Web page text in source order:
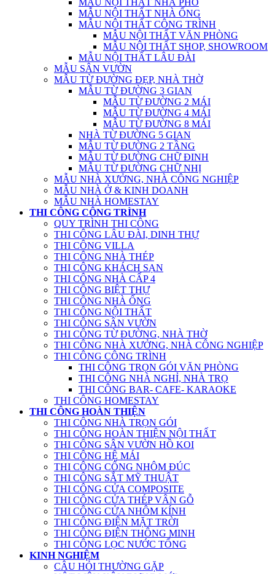
MẪU NỘI THẤT NHÀ PHỐ
MẪU NỘI THẤT NHÀ ỐNG
MẪU NỘI THẤT CÔNG TRÌNH
MẪU NỘI THẤT VĂN PHÒNG
MẪU NỘI THẤT SHOP, SHOWROOM
MẪU NỘI THẤT LÂU ĐÀI
MẪU SÂN VƯỜN
MẪU TỪ ĐƯỜNG ĐẸP, NHÀ THỜ
MẪU TỪ ĐƯỜNG 3 GIAN
MẪU TỪ ĐƯỜNG 2 MÁI
MẪU TỪ ĐƯỜNG 4 MÁI
MẪU TỪ ĐƯỜNG 8 MÁI
NHÀ TỪ ĐƯỜNG 5 GIAN
MẪU TỪ ĐƯỜNG 2 TẦNG
MẪU TỪ ĐƯỜNG CHỮ ĐINH
MẪU TỪ ĐƯỜNG CHỮ NHỊ
MẪU NHÀ XƯỞNG, NHÀ CÔNG NGHIỆP
MẪU NHÀ Ở & KINH DOANH
MẪU NHÀ HOMESTAY
THI CÔNG CÔNG TRÌNH
QUY TRÌNH THI CÔNG
THI CÔNG LÂU ĐÀI, DINH THỰ
THI CÔNG VILLA
THI CÔNG NHÀ THÉP
THI CÔNG KHÁCH SẠN
THI CÔNG NHÀ CẤP 4
THI CÔNG BIỆT THỰ
THI CÔNG NHÀ ỐNG
THI CÔNG NỘI THẤT
THI CÔNG SÂN VƯỜN
THI CÔNG TỪ ĐƯỜNG, NHÀ THỜ
THI CÔNG NHÀ XƯỞNG, NHÀ CÔNG NGHIỆP
THI CÔNG CÔNG TRÌNH
THI CÔNG TRỌN GÓI VĂN PHÒNG
THI CÔNG NHÀ NGHỈ, NHÀ TRỌ
THI CÔNG BAR- CAFE- KARAOKE
THI CÔNG HOMESTAY
THI CÔNG HOÀN THIỆN
THI CÔNG NHÀ TRỌN GÓI
THI CÔNG HOÀN THIỆN NỘI THẤT
THI CÔNG SÂN VƯỜN HỒ KOI
THI CÔNG HỆ MÁI
THI CÔNG CỔNG NHÔM ĐÚC
THI CÔNG SẮT MỸ THUẬT
THI CÔNG CỬA COMPOSITE
THI CÔNG CỬA THÉP VÂN GỖ
THI CÔNG CỬA NHÔM KÍNH
THI CÔNG ĐIỆN MẶT TRỜI
THI CÔNG ĐIỆN THÔNG MINH
THI CÔNG LỌC NƯỚC TỔNG
KINH NGHIỆM
CÂU HỎI THƯỜNG GẶP